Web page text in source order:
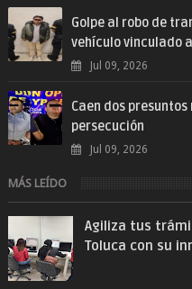
Golpe al robo de
vehículo vinculado
Jul 09, 2026
Caen dos
persecución
Jul 09, 2026
MÁS LEÍDO
Agiliza tus
Toluca con su